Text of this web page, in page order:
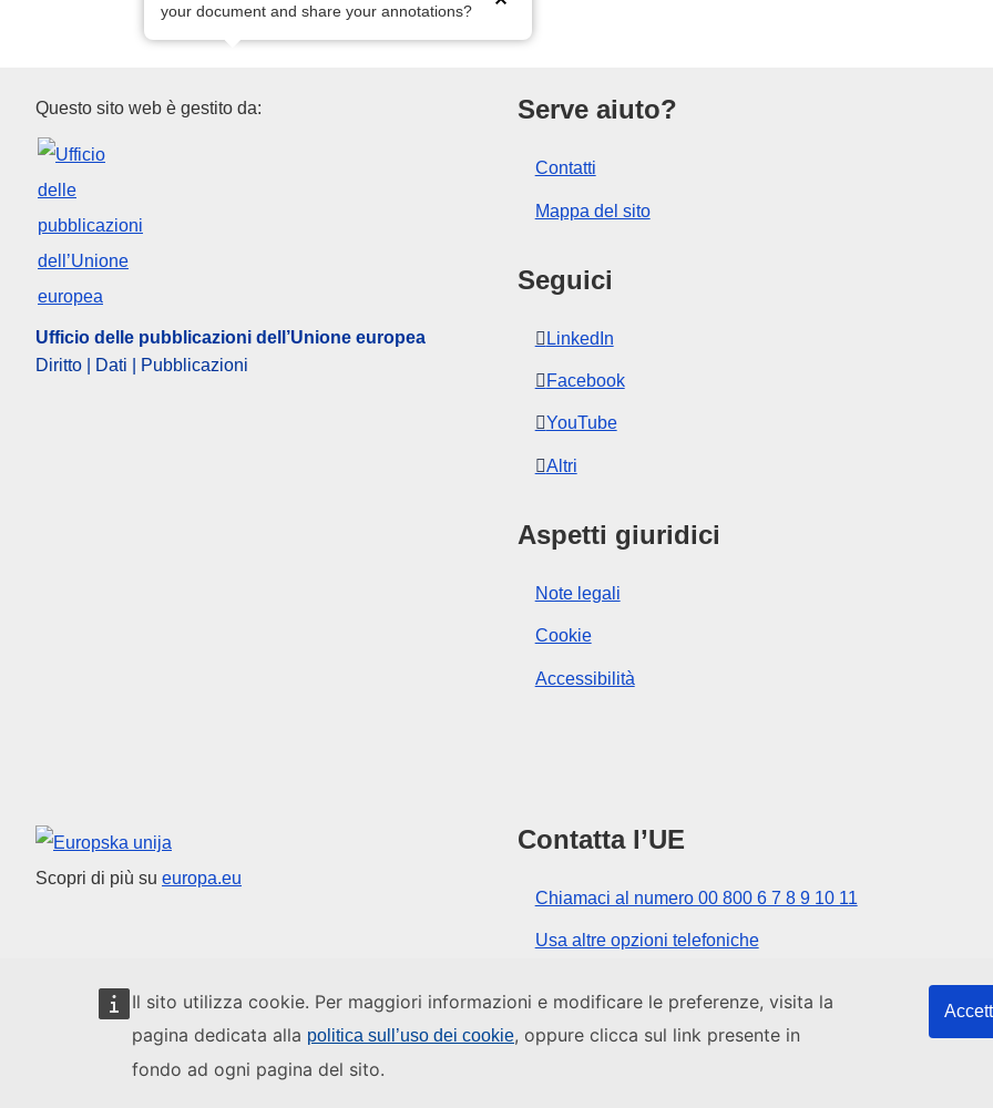
Il sito utilizza cookie. Per maggiori informazioni e modificare le preferenze, visita la
pagina dedicata alla politica sull’uso dei cookie, oppure clicca sul link presente in
fondo ad ogni pagina del sito.
your document and share your annotations?
Ufficio delle pubblicazioni dell’Unione europea
Questo sito web è gestito da:
Ufficio delle pubblicazioni dell’Unione europea
Diritto | Dati | Pubblicazioni
Serve aiuto?
Contatti
Mappa del sito
Seguici
LinkedIn
Facebook
YouTube
Altri
Aspetti giuridici
Note legali
Cookie
Accessibilità
Unione europea
Scopri di più su europa.eu
Contatta l’UE
Chiamaci al numero 00 800 6 7 8 9 10 11
Usa altre opzioni telefoniche
Incontraci presso uno dei centri dell’UE